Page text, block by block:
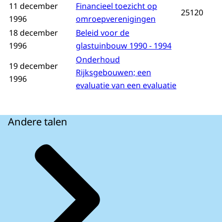
11 december
1996
Financieel toezicht op
omroepverenigingen
25120
18 december
1996
Beleid voor de
glastuinbouw 1990 - 1994
19 december
1996
Onderhoud
Rijksgebouwen; een
evaluatie van een evaluatie
Andere talen